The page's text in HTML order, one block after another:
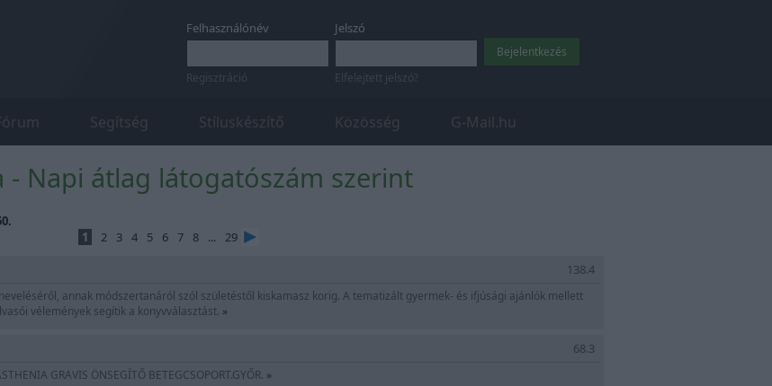
Felhasználónév
Regisztráció
Jelszó
Elfelejtett jelszó?
Segítség Stíluskészítő Közösség G-Mail.hu
- Napi átlag látogatószám szerint
1
2 3 4 5 6 7 8 ...
29
138.4
annak módszertanáról szól születéstől kiskamasz korig. A tematizált gyermek- és ifjúsági ajánlók mellett
vélemények segítik a konyvválasztást. »
68.3
GRAVIS ÖNSEGÍTŐ BETEGCSOPORT.GYŐR. »